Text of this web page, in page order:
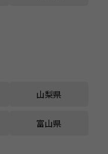
山梨県
富山県